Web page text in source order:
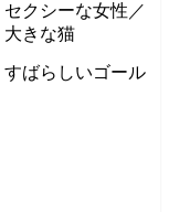
セクシーな女性／
大きな猫
すばらしいゴール